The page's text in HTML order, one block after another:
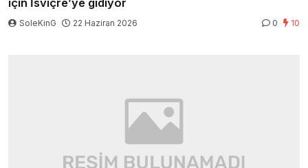
için İsviçre’ye gidiyor
SoleKinG 22 Haziran 2026 0 10